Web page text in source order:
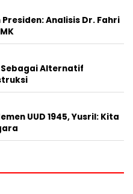
Analisis Dr. Fahri
Alternatif
UUD 1945, Yusril: Kita